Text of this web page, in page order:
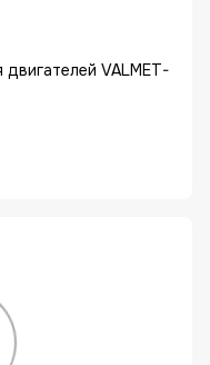
VALMET-